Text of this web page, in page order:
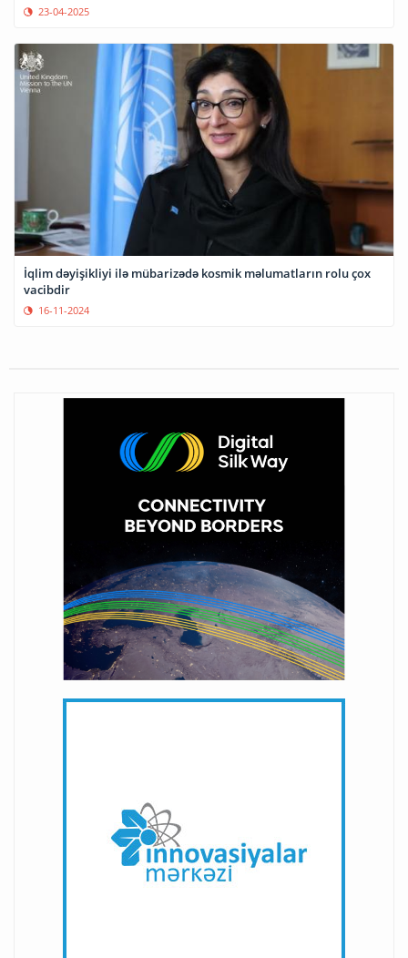
23-04-2025
İqlim dəyişikliyi ilə mübarizədə kosmik məlumatların rolu çox
vacibdir
16-11-2024